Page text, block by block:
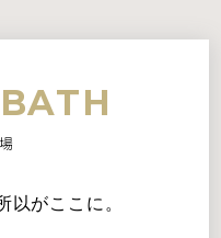
以がここに。